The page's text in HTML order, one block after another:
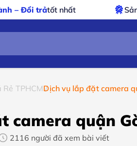
Sản phẩmchính hãng – xuất VAT
TPHCMDịch vụ lắp đặt camera
camera quận
2116 người đã xem bài viết